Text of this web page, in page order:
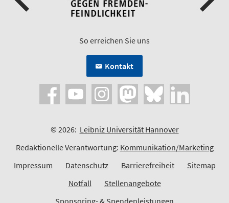
So erreichen Sie uns
Kontakt
© 2026: Leibniz Universität Hannover
Redaktionelle Verantwortung: Kommunikation/Marketing
Impressum
Datenschutz Barrierefreiheit
Sitemap
Notfall
Stellenangebote
Sponsoring- & Spendenleistungen